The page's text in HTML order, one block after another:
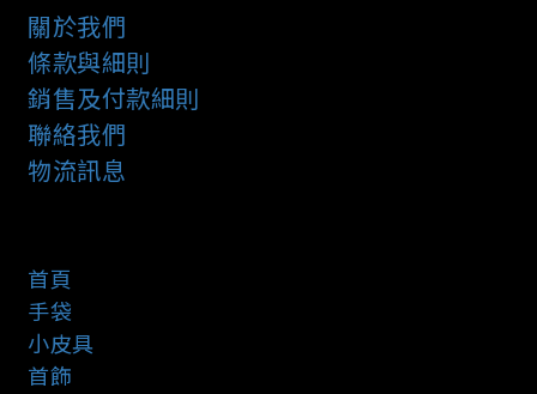
關於我們
條款與細則
銷售及付款細則
聯絡我們
物流訊息
首頁
手袋
小皮具
首飾